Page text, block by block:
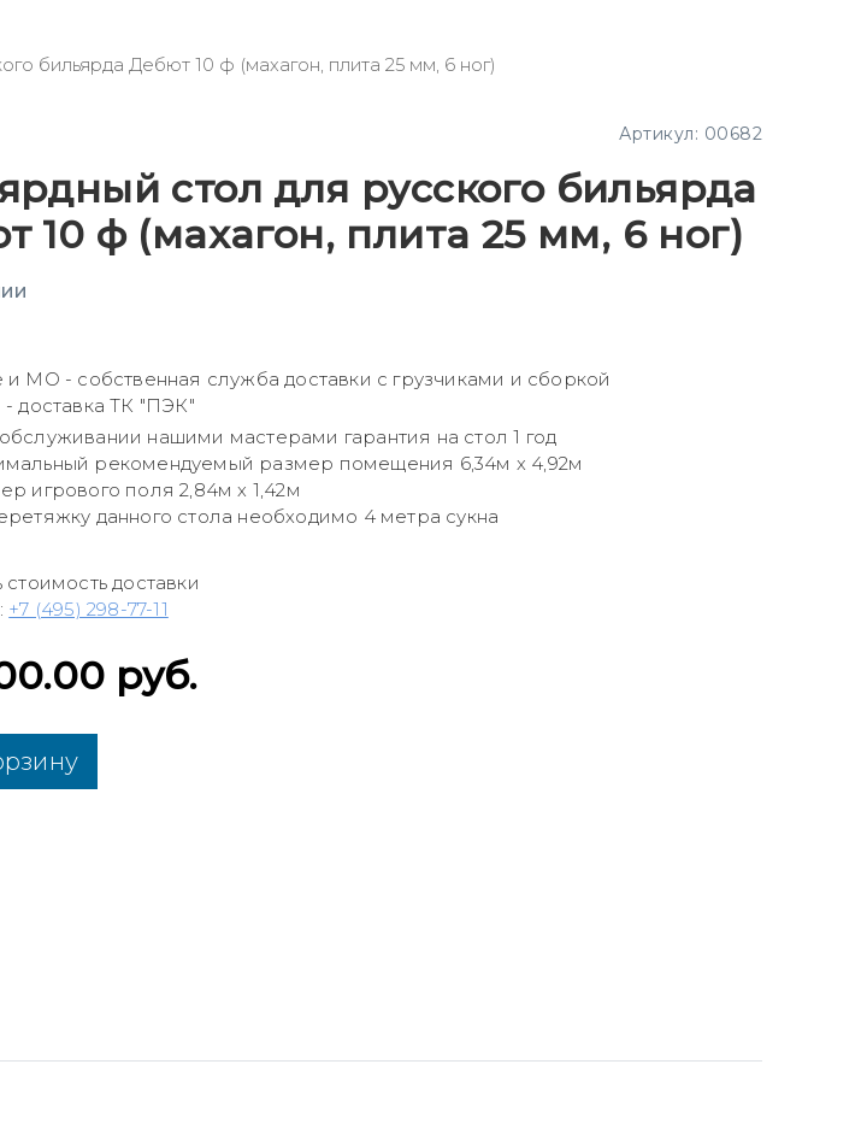
бильярда Дебют 10 ф (махагон, плита 25 мм, 6 ног)
Артикул: 00682
стол для русского бильярда
10 ф (махагон, плита 25 мм, 6 ног)
МО - собственная служба доставки с грузчиками и сборкой
доставка ТК "ПЭК"
нашими мастерами гарантия на стол 1 год
рекомендуемый размер помещения 6,34м х 4,92м
игрового поля 2,84м х 1,42м
данного стола необходимо 4 метра сукна
стоимость доставки
+7 (495) 298-77-11
руб.